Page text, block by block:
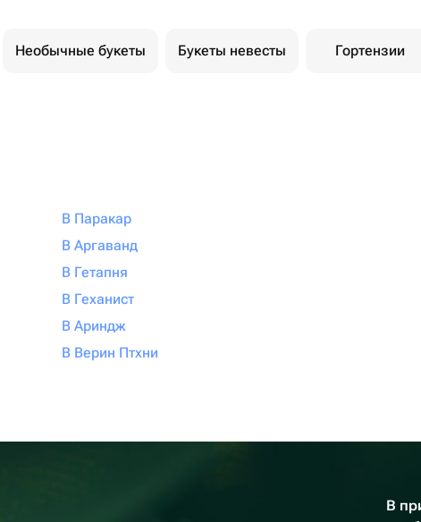
Необычные букеты Букеты невесты Гортензии
В Паракар
В Аргаванд
В Гетапня
В Геханист
В Ариндж
В Верин Птхни
В